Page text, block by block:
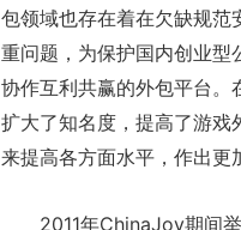
包领域也存在着在欠缺规范
重问题，为保护国内创业型
协作互利共赢的外包平台。
扩大了知名度，提高了游戏
来提高各方面水平，作出更
2011年ChinaJoy期间